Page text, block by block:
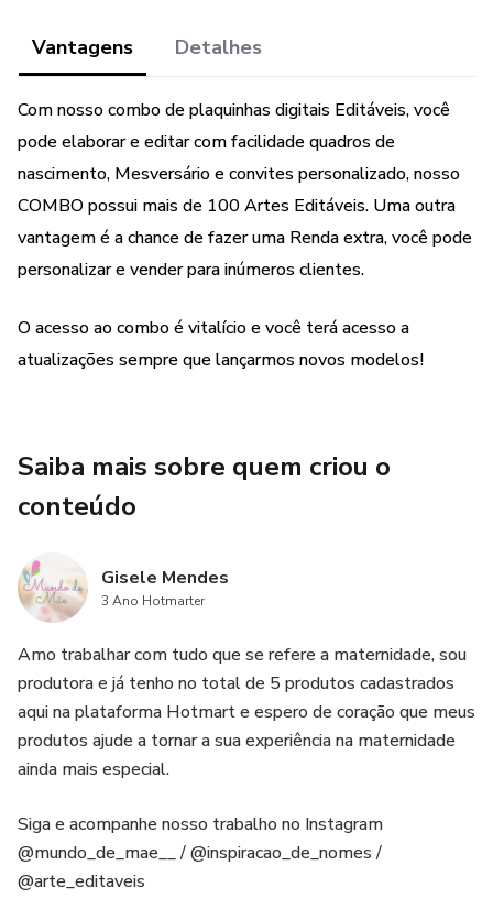
Guia do passo a passo de como editar
Suporte
ARTES DO NASCIMENTO
MESVERSÁRIO
DECORATIVAS
OBJETOS DA MATERNIDADE
BÔNUS INCRÍVEIS
Vantagens Detalhes
Com nosso combo de plaquinhas digitais Editáveis, você
pode elaborar e editar com facilidade quadros de
nascimento, Mesversário e convites personalizado, nosso
COMBO possui mais de 100 Artes Editáveis. Uma outra
vantagem é a chance de fazer uma Renda extra, você pode
personalizar e vender para inúmeros clientes.
O acesso ao combo é vitalício e você terá acesso a
atualizações sempre que lançarmos novos modelos!
Saiba mais sobre quem criou o
conteúdo
Gisele Mendes
3 Ano Hotmarter
Amo trabalhar com tudo que se refere a maternidade, sou
produtora e já tenho no total de 5 produtos cadastrados
aqui na plataforma Hotmart e espero de coração que meus
produtos ajude a tornar a sua experiência na maternidade
ainda mais especial.
Siga e acompanhe nosso trabalho no Instagram
@mundo_de_mae__ / @inspiracao_de_nomes /
@arte_editaveis